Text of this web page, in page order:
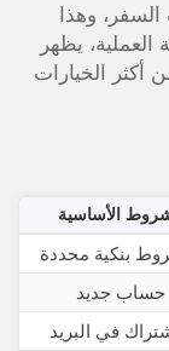
وهذا
يظهر
أكثر الخيارات
الأساسية
بنكية محددة
حساب جديد
في البريد